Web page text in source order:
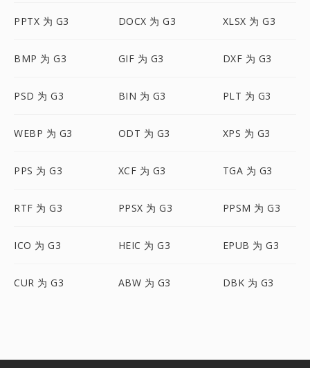
PPTX 为 G3 DOCX 为 G3 XLSX 为 G3
BMP 为 G3 GIF 为 G3 DXF 为 G3
PSD 为 G3 BIN 为 G3 PLT 为 G3
WEBP 为 G3 ODT 为 G3 XPS 为 G3
PPS 为 G3 XCF 为 G3 TGA 为 G3
RTF 为 G3 PPSX 为 G3 PPSM 为 G3
ICO 为 G3 HEIC 为 G3 EPUB 为 G3
CUR 为 G3 ABW 为 G3 DBK 为 G3